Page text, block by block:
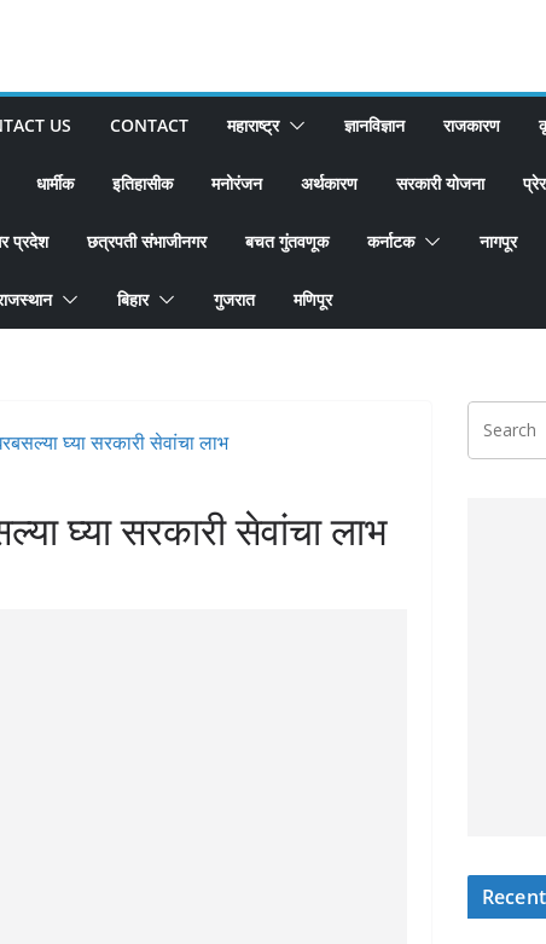
US CONTACT महाराष्ट्र ज्ञानविज्ञान राजकारण
धार्मीक इतिहासीक मनोरंजन अर्थकारण सरकारी योजना
प्रदेश छत्रपती संभाजीनगर बचत गुंतवणूक कर्नाटक नागपूर
बिहार गुजरात मणिपूर
घ्या सरकारी सेवांचा लाभ